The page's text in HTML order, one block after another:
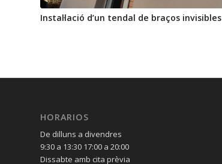
Instal·lació d’un tendal de braços invisibles
HORARIOS
De dilluns a divendres
9:30 a 13:30 17:00 a 20:00
Dissabte amb cita prèvia